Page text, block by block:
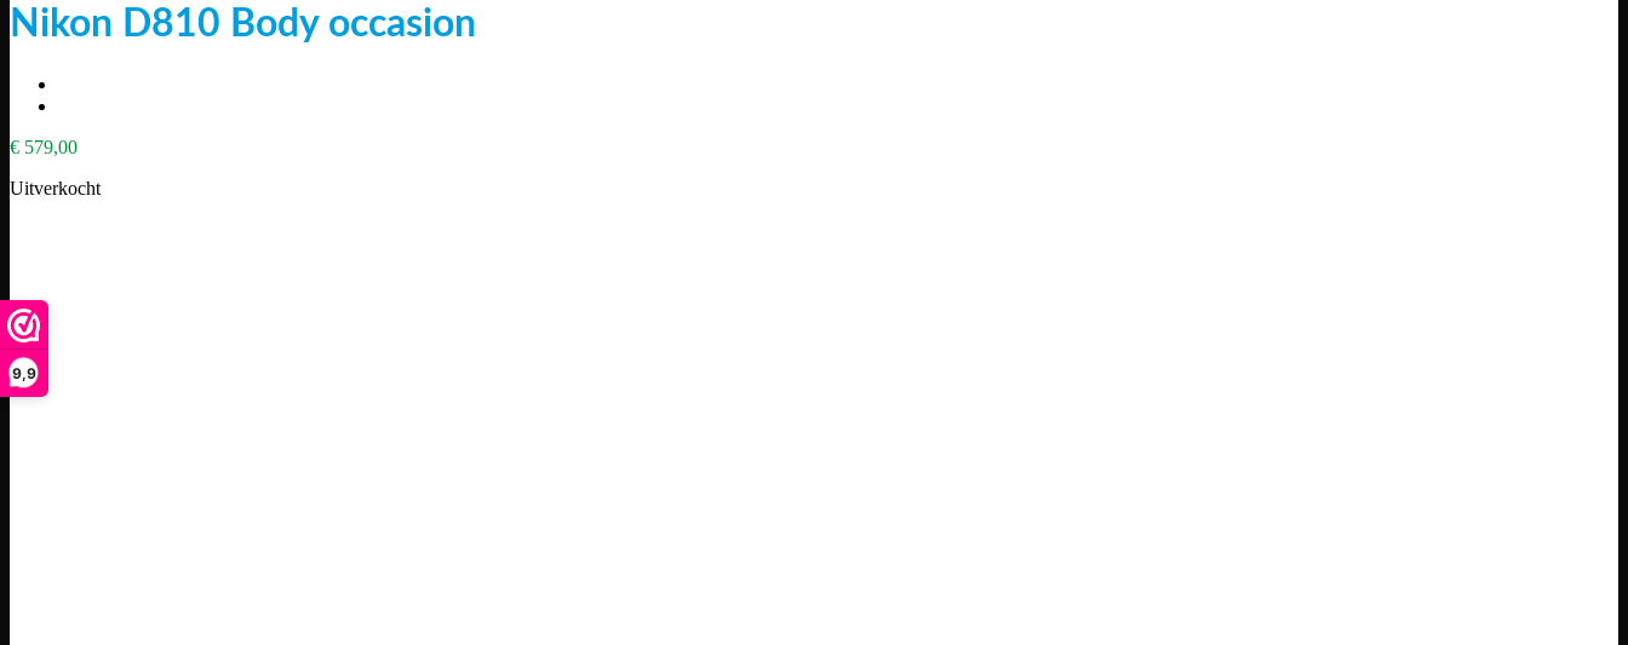
9,9
Nikon D810 Body occasion
€ 579,00
Uitverkocht